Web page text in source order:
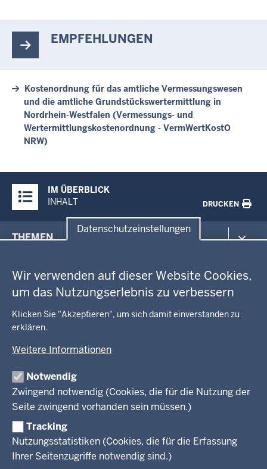
Datenschutzeinstellungen
Wir verwenden auf dieser Website Cookies,
um das Nutzungserlebnis zu verbessern
Klicken Sie "Akzeptieren", um sich damit einverstanden zu
erklären.
Weitere Informationen
Notwendig
Zwingend notwendig (Cookies, die für die Nutzung der
Seite zwingend vorhanden sein müssen.)
Tracking
Nutzungsstatistiken (Cookies, die für die Erfassung
Ihrer Seitenzugriffe notwendig sind.)
EMPFEHLUNGEN
Kostenordnung für das amtliche Vermessungswesen
und die amtliche Grundstückswertermittlung in
Nordrhein-Westfalen (Vermessungs- und
Wertermittlungskostenordnung - VermWertKostO
NRW)
Inhalte
IM ÜBERBLICK
INHALT
DRUCKEN
in
Fußzeile
THEMEN
Gesundheit und Soziales
Kommunales, Planung, Bauen und Verkehr
Ordnung und Sicherheit
Schule und Bildung
Wirtschaft und Kultur
GEOBASIS NRW
Ausbildung und Karriere
Geodaten-Anwendungen
Neues
Produkte und Dienste
TIM-online
Webdienste
Amtsblatt
Behördenleitung
Leitbild
Personalvertretung
Regierungsbezirk
Reisekostenstelle
Veranstaltungen
Stellenangebote
Stellenangebote Schule
Praktikum
Referendariate
Bewerbung
Vormerkstelle NRW
PRESSE
Mediathek
Newsletter
Pressekontakt
Pressemitteilungen
Publikationen
VERFAHREN UND BEKANNTMACHUNGEN
Bekanntmachungen
Legionellen
Luftreinhaltepläne
Facebook
Instagram
LinkedIn